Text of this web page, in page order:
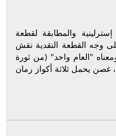
والمطابقة لقطعة
وجه القطعة النقدية نقش
"العام واحد" (من ثورة
غصن يحمل ثلاثة أكواز رمان